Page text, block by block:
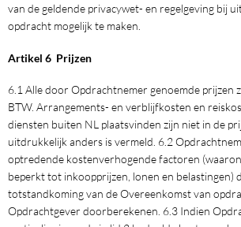
van de geldende privacywet- en regelgeving bij
opdracht mogelijk te maken.
Artikel 6 Prijzen
6.1 Alle door Opdrachtnemer genoemde prijzen
BTW. Arrangements- en verblijfkosten en
diensten buiten NL plaatsvinden zijn niet in de
uitdrukkelijk anders is vermeld. 6.2
optredende kostenverhogende factoren
beperkt tot inkoopprijzen, lonen en belastingen)
totstandkoming van de Overeenkomst van
Opdrachtgever doorberekenen. 6.3 Indien